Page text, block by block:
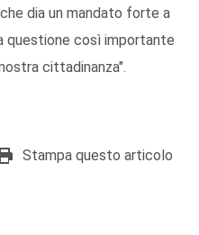
dia un mandato forte a
questione così importante
cittadinanza".
Stampa questo articolo